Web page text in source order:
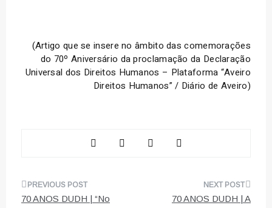
(Artigo que se insere no âmbito das comemorações
do 70º Aniversário da proclamação da Declaração
Universal dos Direitos Humanos – Plataforma “Aveiro
Direitos Humanos” / Diário de Aveiro)
Navegação
70 ANOS DUDH | “No
70 ANOS DUDH | A